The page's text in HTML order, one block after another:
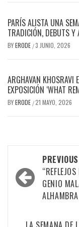
PARÍS ALISTA UNA
TRADICIÓN, DEBUTS Y
BYERODE /3 JUNIO, 2026
ARGHAVAN KHOSRAVI
EXPOSICIÓN ‘WHAT
BYERODE /21 MAYO, 2026
PREVIOUS
GENIO
ALHAMBRA